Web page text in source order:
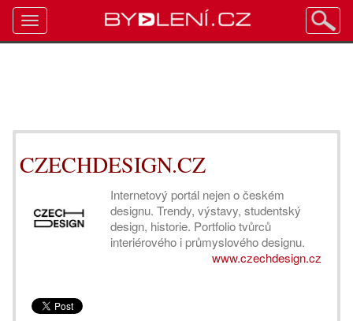
CZECHDESIGN.CZ
Internetový portál nejen o českém
designu. Trendy, výstavy, studentský
design, historie. Portfolio tvůrců
interiérového i průmyslového designu.
www.czechdesign.cz
Toggle
navigation